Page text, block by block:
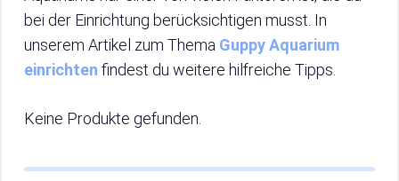
bei der Einrichtung berücksichtigen musst. In
unserem Artikel zum Thema Guppy Aquarium
einrichten findest du weitere hilfreiche Tipps.
Keine Produkte gefunden.